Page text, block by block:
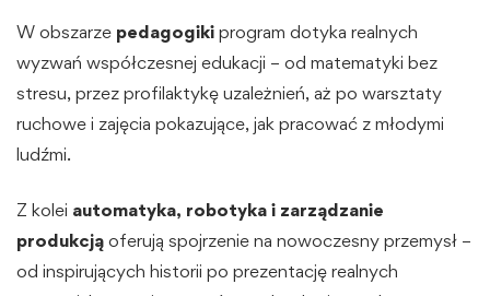
W obszarze pedagogiki program dotyka realnych
wyzwań współczesnej edukacji – od matematyki bez
stresu, przez profilaktykę uzależnień, aż po warsztaty
ruchowe i zajęcia pokazujące, jak pracować z młodymi
ludźmi.
Z kolei automatyka, robotyka i zarządzanie
produkcją oferują spojrzenie na nowoczesny przemysł –
od inspirujących historii po prezentację realnych